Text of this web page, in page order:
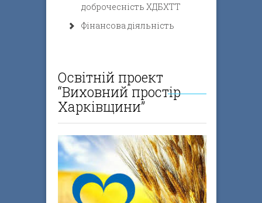
доброчесність ХДБХТТ
Фінансова діяльність
Освітній проект
“Виховний простір
Харківщини”